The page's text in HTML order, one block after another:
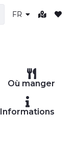
FR
Où manger
Informations